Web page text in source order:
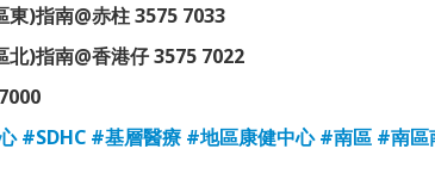
東)指南@赤柱 3575 7033
北)指南@香港仔 3575 7022
#SDHC #基層醫療 #地區康健中心 #南區 #南區